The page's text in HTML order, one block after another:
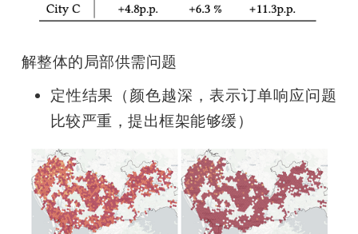
解整体的局部供需问题
定性结果（颜色越深，表示订单响应问题
比较严重，提出框架能够缓）